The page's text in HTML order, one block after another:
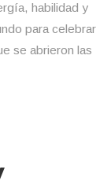
habilidad y
para celebrar
se abrieron las